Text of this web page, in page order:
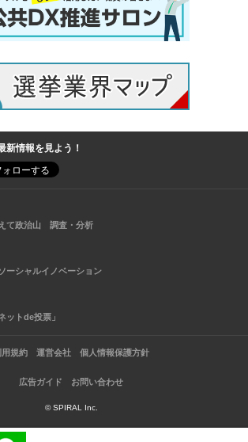
新情報を見よう！
て政治山 調査・分析
ーシャルイノベーション
ットde投票」
用規約 運営会社 個人情報保護方針
広告ガイド お問い合わせ
© SPIRAL Inc.